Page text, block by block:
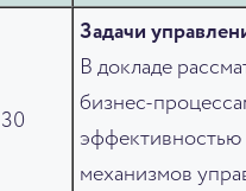
Задачи
В докладе
бизнес-
эффективностью
механизмов